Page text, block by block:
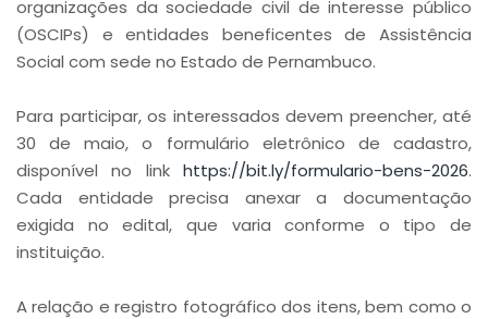
organizações da sociedade civil de interesse público
(OSCIPs) e entidades beneficentes de Assistência
Social com sede no Estado de Pernambuco.
Para participar, os interessados devem preencher, até
30 de maio, o formulário eletrônico de cadastro,
disponível no link https://bit.ly/formulario-bens-2026.
Cada entidade precisa anexar a documentação
exigida no edital, que varia conforme o tipo de
instituição.
A relação e registro fotográfico dos itens, bem como o